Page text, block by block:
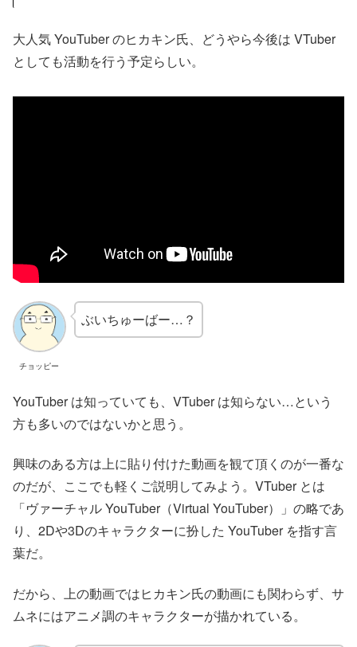
大人気 YouTuber のヒカキン氏、どうやら今後は VTuber
としても活動を行う予定らしい。
チョッピー
ぶいちゅーばー…？
YouTuber は知っていても、VTuber は知らない…という
方も多いのではないかと思う。
興味のある方は上に貼り付けた動画を観て頂くのが一番な
のだが、ここでも軽くご説明してみよう。VTuber とは
「ヴァーチャル YouTuber（Virtual YouTuber）」の略であ
り、2Dや3Dのキャラクターに扮した YouTuber を指す言
葉だ。
だから、上の動画ではヒカキン氏の動画にも関わらず、サ
ムネにはアニメ調のキャラクターが描かれている。